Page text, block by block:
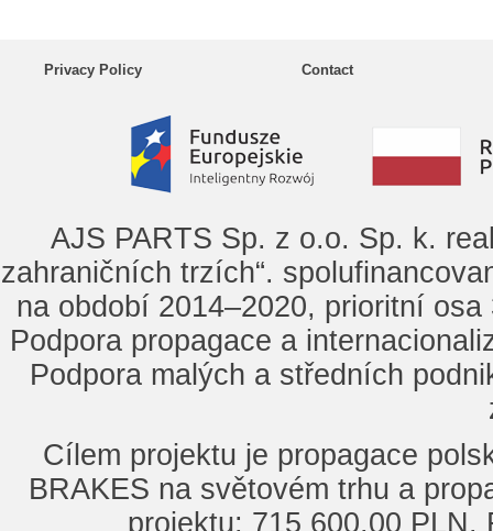
Privacy Policy Contact
AJS PARTS Sp. z o.o. Sp. k.
zahraničních trzích“.
na období 2014–2020, prioritní
Podpora propagace a
Podpora malých a středních
Cílem projektu je propagace
BRAKES na světovém trhu a
projektu: 715 600,00